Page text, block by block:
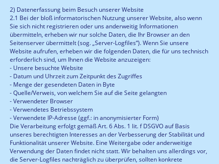
2) Datenerfassung beim Besuch unserer Website
2.1 Bei der bloß informatorischen Nutzung unserer Website, also wenn
Sie sich nicht registrieren oder uns anderweitig Informationen
übermitteln, erheben wir nur solche Daten, die Ihr Browser an den
Seitenserver übermittelt (sog. „Server-Logfiles“). Wenn Sie unsere
Website aufrufen, erheben wir die folgenden Daten, die für uns technisch
erforderlich sind, um Ihnen die Website anzuzeigen:
- Unsere besuchte Website
- Datum und Uhrzeit zum Zeitpunkt des Zugriffes
- Menge der gesendeten Daten in Byte
- Quelle/Verweis, von welchem Sie auf die Seite gelangten
- Verwendeter Browser
- Verwendetes Betriebssystem
- Verwendete IP-Adresse (ggf.: in anonymisierter Form)
Die Verarbeitung erfolgt gemäß Art. 6 Abs. 1 lit. f DSGVO auf Basis
unseres berechtigten Interesses an der Verbesserung der Stabilität und
Funktionalität unserer Website. Eine Weitergabe oder anderweitige
Verwendung der Daten findet nicht statt. Wir behalten uns allerdings vor,
die Server-Logfiles nachträglich zu überprüfen, sollten konkrete